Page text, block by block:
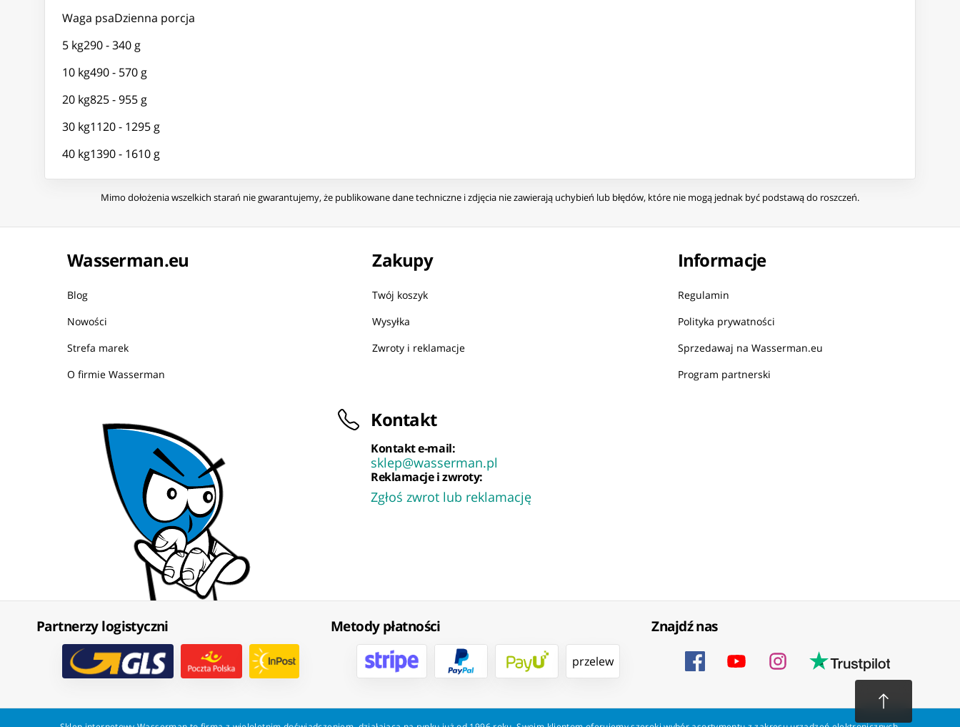
Waga psaDzienna porcja
5 kg290 - 340 g
10 kg490 - 570 g
20 kg825 - 955 g
30 kg1120 - 1295 g
40 kg1390 - 1610 g
Mimo dołożenia wszelkich starań nie gwarantujemy, że publikowane dane techniczne i zdjęcia nie zawierają uchybień lub błędów, które nie mogą jednak być podstawą do roszczeń.
Wasserman.eu
Blog
Nowości
Strefa marek
O firmie Wasserman
Zakupy
Twój koszyk
Wysyłka
Zwroty i reklamacje
Informacje
Regulamin
Polityka prywatności
Sprzedawaj na Wasserman.eu
Program partnerski
Kontakt
Kontakt e-mail:
sklep@wasserman.pl
Reklamacje i zwroty:
Zgłoś zwrot lub reklamację
Partnerzy logistyczni Metody płatności
przelew
Znajdź nas